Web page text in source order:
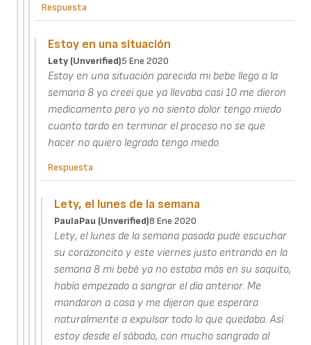
Respuesta
Estoy en una situación
Lety (unverified)5 Ene 2020
Estoy en una situación parecida mi bebe llego a la
semana 8 yo creei que ya llevaba casi 10 me dieron
medicamento pero yo no siento dolor tengo miedo
cuanto tardo en terminar el proceso no se que
hacer no quiero legrado tengo miedo
Respuesta
Lety, el lunes de la semana
PaulaPau (unverified)8 Ene 2020
Lety, el lunes de la semana pasada pude escuchar
su corazoncito y este viernes justo entrando en la
semana 8 mi bebé ya no estaba más en su saquito,
había empezado a sangrar el día anterior. Me
mandaron a casa y me dijeron que esperara
naturalmente a expulsar todo lo que quedaba. Así
estoy desde el sábado, con mucho sangrado al